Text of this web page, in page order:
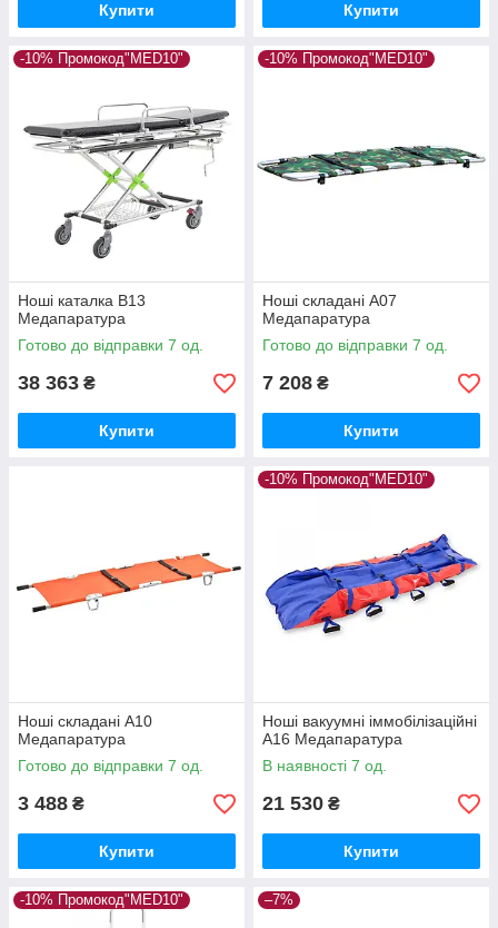
Купити Купити
-10% Промокод"MED10"
Ноші каталка B13
Медапаратура
Готово до відправки 7 од.
38 363 ₴
Купити
-10% Промокод"MED10"
Ноші складані А07
Медапаратура
Готово до відправки 7 од.
7 208 ₴
Купити
Ноші складані А10
Медапаратура
Готово до відправки 7 од.
3 488 ₴
Купити
-10% Промокод"MED10"
Ноші вакуумні іммобілізаційні
А16 Медапаратура
В наявності 7 од.
21 530 ₴
Купити
-10% Промокод"MED10" –7%